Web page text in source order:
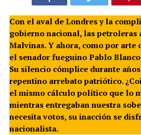
Con el aval de Londres y la
gobierno nacional, las petroleras
Malvinas. Y ahora, como por arte
el senador fueguino Pablo
Su silencio cómplice durante
repentino arrebato patriótico.
el mismo cálculo político que lo
mientras entregaban nuestra
necesita votos, su inacción se
nacionalista.